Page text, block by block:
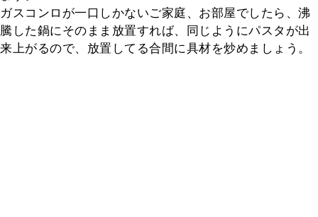
ガスコンロが一口しかないご家庭、お部屋でしたら、沸
騰した鍋にそのまま放置すれば、同じようにパスタが出
来上がるので、放置してる合間に具材を炒めましょう。